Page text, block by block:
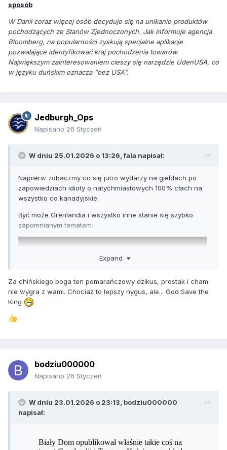
sposób
W Danii coraz więcej osób decyduje się na unikanie produktów
pochodzących ze Stanów Zjednoczonych. Jak informuje agencja
Bloomberg, na popularności zyskują specjalne aplikacje
pozwalające identyfikować kraj pochodzenia towarów.
Największym zainteresowaniem cieszy się narzędzie UdenUSA, co
w języku duńskim oznacza "bez USA".
Jedburgh_Ops
Napisano 26 Styczeń
W dniu 25.01.2026 o 13:26,fala napisał:
Najpierw zobaczmy co się jutro wydarzy na giełdach po
zapowiedziach idioty o natychmiastowych 100% cłach na
wszystko co kanadyjskie.
Być może Grenlandia i wszystko inne stanie się szybko
zapomnianym tematem.
Expand
Za chińskiego boga ten pomarańczowy dzikus, prostak i cham
nie wygra z wami. Chociaż to lepszy nygus, ale... God Save the
King
bodziu000000
Napisano 26 Styczeń
W dniu 23.01.2026 o 23:13, bodziu000000
napisał: